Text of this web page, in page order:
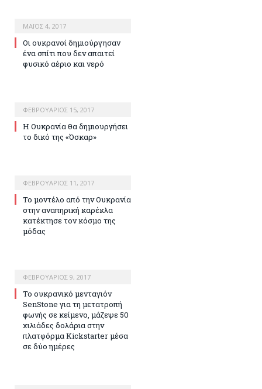
ΜΆΙΟΣ 4, 2017
Οι ουκρανοί δημιούργησαν
ένα σπίτι που δεν απαιτεί
φυσικό αέριο και νερό
ΦΕΒΡΟΥΆΡΙΟΣ 15, 2017
Η Ουκρανία θα δημιουργήσει
το δικό της «Όσκαρ»
ΦΕΒΡΟΥΆΡΙΟΣ 11, 2017
Το μοντέλο από την Ουκρανία
στην αναπηρική καρέκλα
κατέκτησε τον κόσμο της
μόδας
ΦΕΒΡΟΥΆΡΙΟΣ 9, 2017
Το ουκρανικό μενταγιόν
SenStone για τη μετατροπή
φωνής σε κείμενο, μάζεψε 50
χιλιάδες δολάρια στην
πλατφόρμα Kickstarter μέσα
σε δύο ημέρες